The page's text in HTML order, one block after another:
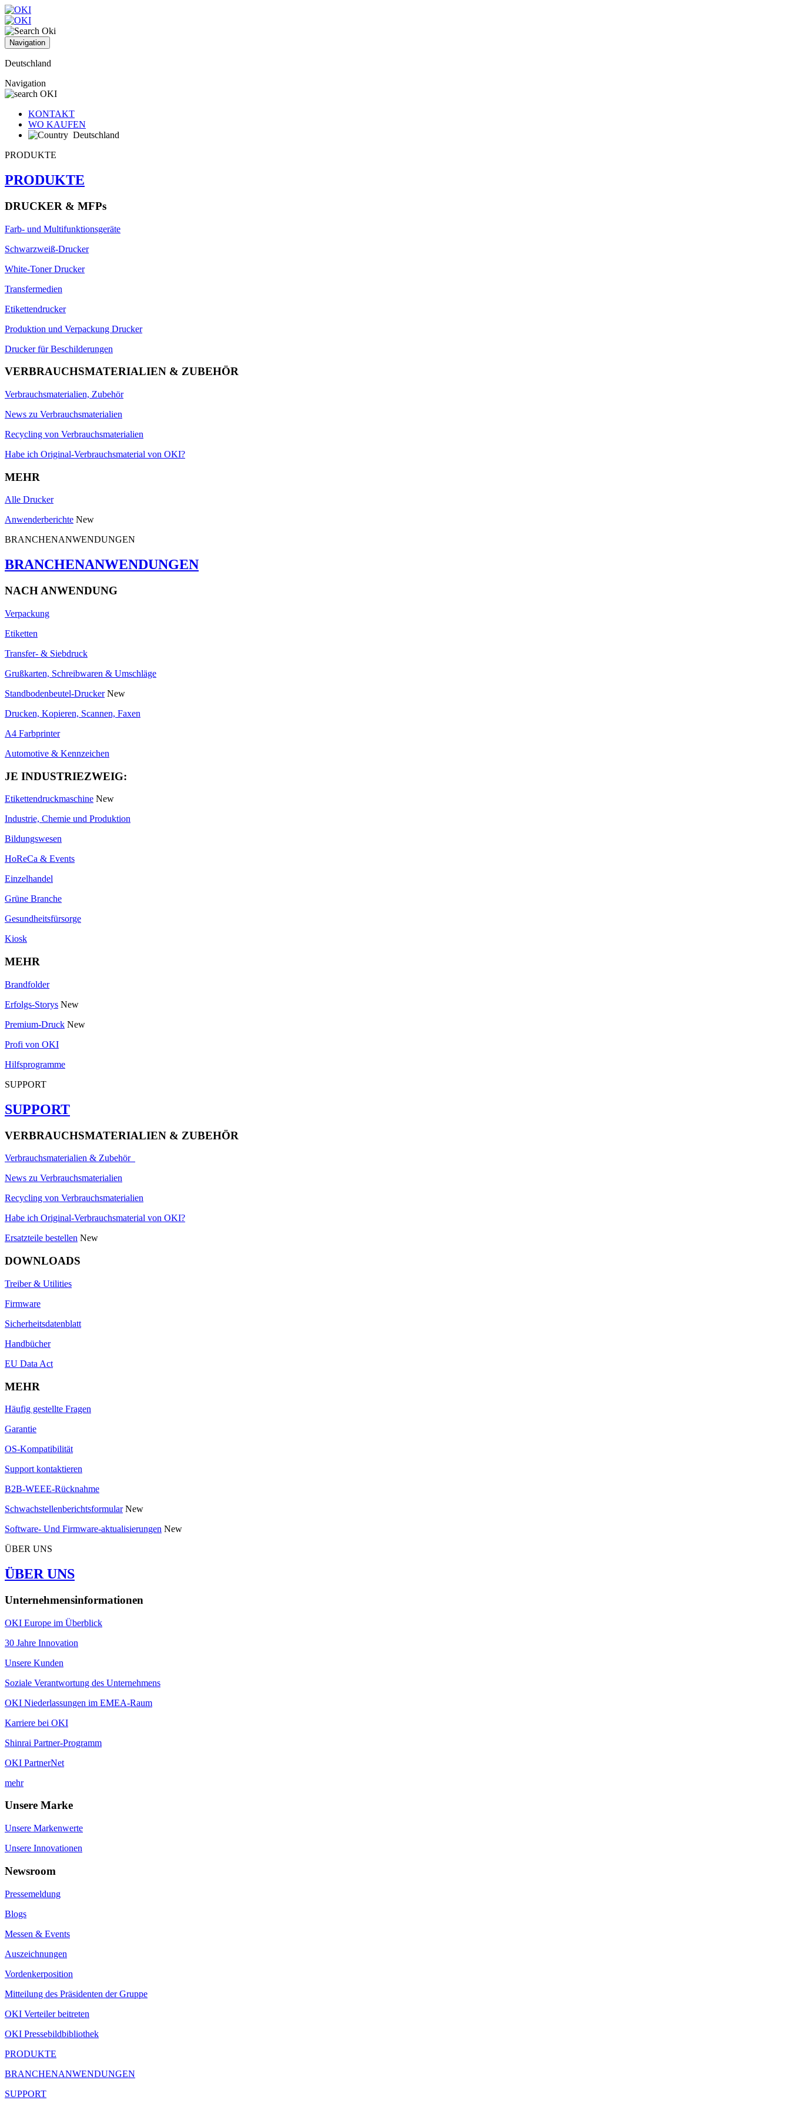
Navigation
Deutschland
Navigation
KONTAKT
WO KAUFEN
Deutschland
PRODUKTE
PRODUKTE
DRUCKER & MFPs
Farb- und Multifunktionsgeräte
Schwarzweiß-Drucker
White-Toner Drucker
Transfermedien
Etikettendrucker
Produktion und Verpackung Drucker
Drucker für Beschilderungen
VERBRAUCHSMATERIALIEN & ZUBEHÖR
Verbrauchsmaterialien, Zubehör
News zu Verbrauchsmaterialien
Recycling von Verbrauchsmaterialien
Habe ich Original-Verbrauchsmaterial von OKI?
MEHR
Alle Drucker
Anwenderberichte New
BRANCHENANWENDUNGEN
BRANCHENANWENDUNGEN
NACH ANWENDUNG
Verpackung
Etiketten
Transfer- & Siebdruck
Grußkarten, Schreibwaren & Umschläge
Standbodenbeutel-Drucker New
Drucken, Kopieren, Scannen, Faxen
A4 Farbprinter
Automotive & Kennzeichen
JE INDUSTRIEZWEIG:
Etikettendruckmaschine New
Industrie, Chemie und Produktion
Bildungswesen
HoReCa & Events
Einzelhandel
Grüne Branche
Gesundheitsfürsorge
Kiosk
MEHR
Brandfolder
Erfolgs-Storys New
Premium-Druck New
Profi von OKI
Hilfsprogramme
SUPPORT
SUPPORT
VERBRAUCHSMATERIALIEN & ZUBEHÖR
Verbrauchsmaterialien & Zubehör
News zu Verbrauchsmaterialien
Recycling von Verbrauchsmaterialien
Habe ich Original-Verbrauchsmaterial von OKI?
Ersatzteile bestellen New
DOWNLOADS
Treiber & Utilities
Firmware
Sicherheitsdatenblatt
Handbücher
EU Data Act
MEHR
Häufig gestellte Fragen
Garantie
OS-Kompatibilität
Support kontaktieren
B2B-WEEE-Rücknahme
Schwachstellenberichtsformular New
Software- Und Firmware-aktualisierungen New
ÜBER UNS
ÜBER UNS
Unternehmensinformationen
OKI Europe im Überblick
30 Jahre Innovation
Unsere Kunden
Soziale Verantwortung des Unternehmens
OKI Niederlassungen im EMEA-Raum
Karriere bei OKI
Shinrai Partner-Programm
OKI PartnerNet
mehr
Unsere Marke
Unsere Markenwerte
Unsere Innovationen
Newsroom
Pressemeldung
Blogs
Messen & Events
Auszeichnungen
Vordenkerposition
Mitteilung des Präsidenten der Gruppe
OKI Verteiler beitreten
OKI Pressebildbibliothek
PRODUKTE
BRANCHENANWENDUNGEN
SUPPORT